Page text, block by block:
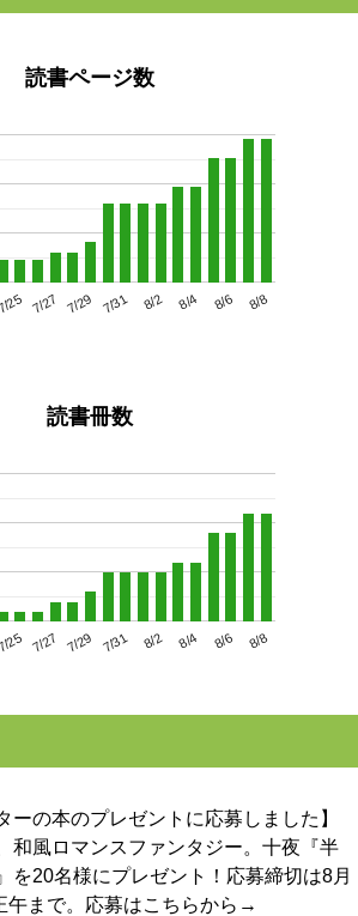
読書ページ数
25 7/27 7/29 7/31 8/2 8/4 8/6 8/8
読書冊数
25 7/27 7/29 7/31 8/2 8/4 8/6 8/8
ーの本のプレゼントに応募しました】
和風ロマンスファンタジー。十夜『半
を20名様にプレゼント！応募締切は8月
午まで。応募はこちらから→